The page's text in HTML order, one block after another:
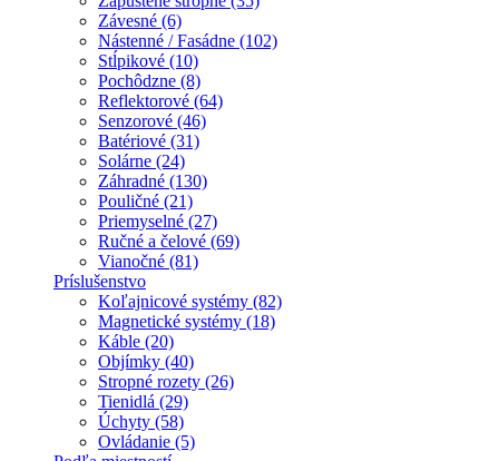
Závesné (6)
Nástenné / Fasádne (102)
Stĺpikové (10)
Pochôdzne (8)
Reflektorové (64)
Senzorové (46)
Batériové (31)
Solárne (24)
Záhradné (130)
Pouličné (21)
Priemyselné (27)
Ručné a čelové (69)
Vianočné (81)
Príslušenstvo
Koľajnicové systémy (82)
Magnetické systémy (18)
Káble (20)
Objímky (40)
Stropné rozety (26)
Tienidlá (29)
Úchyty (58)
Ovládanie (5)